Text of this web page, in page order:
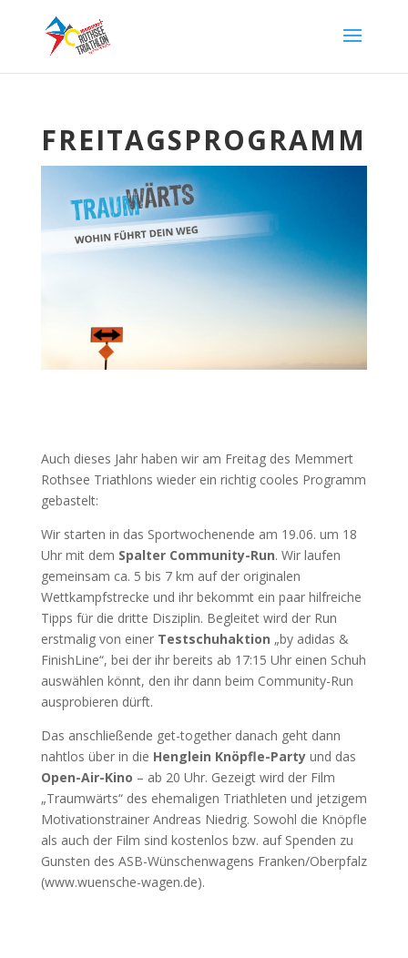
FREITAGSPROGRAMM
Auch dieses Jahr haben wir am Freitag des Memmert
Rothsee Triathlons wieder ein richtig cooles Programm
gebastelt:
Wir starten in das Sportwochenende am 19.06. um 18
Uhr mit dem Spalter Community-Run. Wir laufen
gemeinsam ca. 5 bis 7 km auf der originalen
Wettkampfstrecke und ihr bekommt ein paar hilfreiche
Tipps für die dritte Disziplin. Begleitet wird der Run
erstmalig von einer Testschuhaktion „by adidas &
FinishLine“, bei der ihr bereits ab 17:15 Uhr einen Schuh
auswählen könnt, den ihr dann beim Community-Run
ausprobieren dürft.
Das anschließende get-together danach geht dann
nahtlos über in die Henglein Knöpfle-Partyund das
Open-Air-Kino – ab 20 Uhr. Gezeigt wird der Film
„Traumwärts“ des ehemaligen Triathleten und jetzigem
Motivationstrainer Andreas Niedrig. Sowohl die Knöpfle
als auch der Film sind kostenlos bzw. auf Spenden zu
Gunsten des ASB-Wünschenwagens Franken/Oberpfalz
(www.wuensche-wagen.de).